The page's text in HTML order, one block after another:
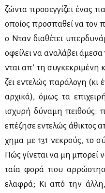
ζώ­ντα προ­σεγ­γί­ζει ένας
οποί­ος προ­σπα­θεί να τον
ο Νταν δια­θέ­τει
οφεί­λει να ανα­λά­βει
νται απ’ τη
ζει εντε­λώς πα­ρά­λο­γη (κι
αρ­χι­κά), όμως τα
ισχυ­ρή δύ­να­μη πει­θούς:
επέ­ζη­σε εντε­λώς άθι­κτος
χη­μα με 131 νε­κρούς, το
Πώς γί­νε­ται να μη μπο­ρεί
ταία φο­ρά που
ελα­φρά; Κι από την άλ­λη,